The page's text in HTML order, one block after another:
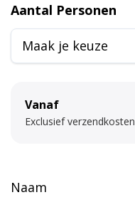
Aantal Personen
Vanaf
Exclusief verzendkosten
Naam
n
t